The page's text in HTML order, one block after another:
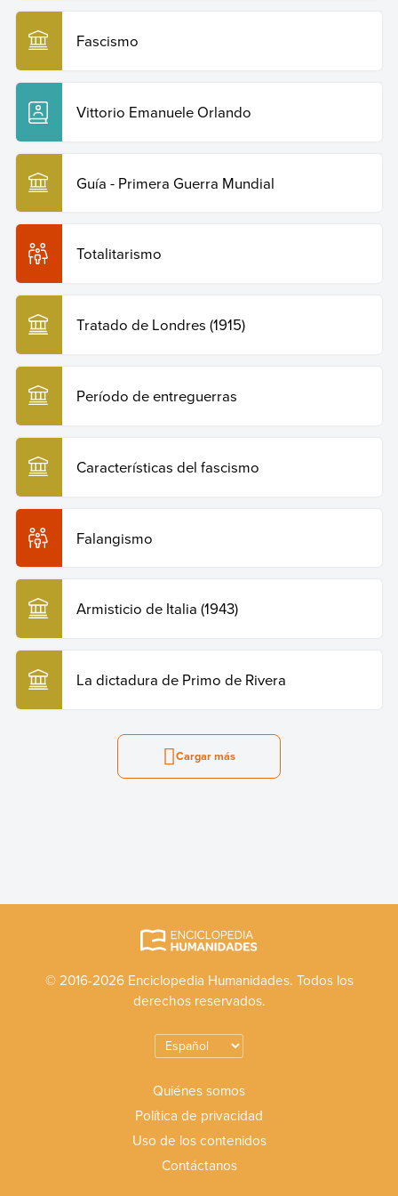
Fascismo
Vittorio Emanuele Orlando
Guía - Primera Guerra Mundial
Totalitarismo
Tratado de Londres (1915)
Período de entreguerras
Características del fascismo
Falangismo
Armisticio de Italia (1943)
La dictadura de Primo de Rivera
Cargar más
© 2016-2026 Enciclopedia Humanidades. Todos los
derechos reservados.
Quiénes somos
Política de privacidad
Uso de los contenidos
Contáctanos